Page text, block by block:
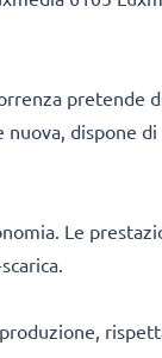
pretende
dispone di
Le